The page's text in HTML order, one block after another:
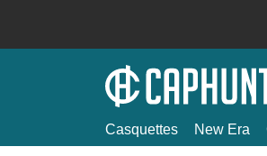
Casquettes New Era